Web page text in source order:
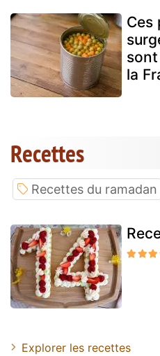
Ces
la
Recettes
Recettes du ramadan
Explorer les recettes